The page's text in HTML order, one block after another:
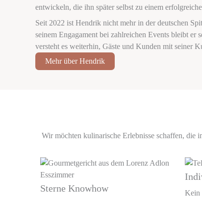
entwickeln, die ihn später selbst zu einem
Seit 2022 ist Hendrik nicht mehr in der deutschen
seinem Engagament bei zahlreichen Events bleibt er
versteht es weiterhin, Gäste und Kunden mit seiner
Mehr über Hendrik
Wir möchten kulinarische Erlebnisse schaffen, die
Sterne Knowhow
Kein